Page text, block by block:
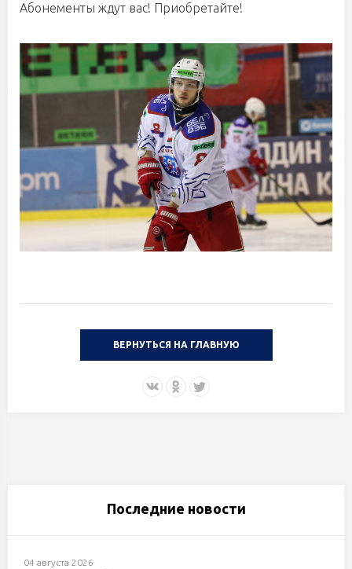
Абонементы ждут вас! Приобретайте!
ВЕРНУТЬСЯ НА ГЛАВНУЮ
Последние новости
04 августа 2026